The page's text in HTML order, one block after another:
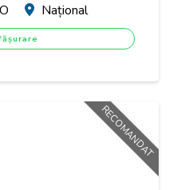
Național
RECOMANDAT